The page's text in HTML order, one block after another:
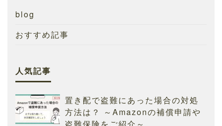
blog
おすすめ記事
人気記事
置き配で盗難にあった場合の対処
方法は？ ～Amazonの補償申請や
盗難保険をご紹介～